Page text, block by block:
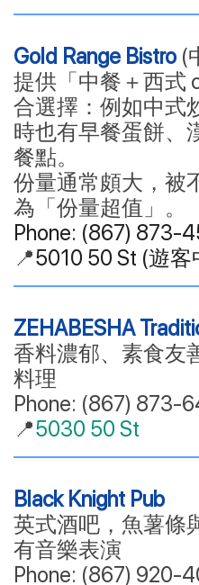
Gold Range Bistro (
提供「中餐＋西式
合選擇：例如中式
時也有早餐蛋餅、
餐點。
份量通常頗大，被
為「份量超值」。
Phone: (867) 873-
📍5010 50 St (遊客
ZEHABESHA
香料濃郁、素食友
料理
Phone: (867) 873-
📍5030 50 St
Black Knight Pub
英式酒吧，魚薯條
有音樂表演
Phone: (867) 920-